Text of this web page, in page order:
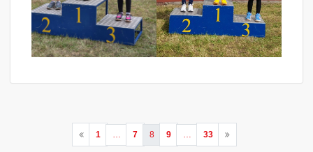
Seitennummerierung
1 … 7 8 9 … 33